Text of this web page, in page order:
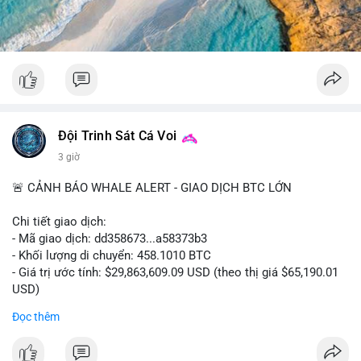
#52dot09btc #chuyenvilanh #tichluydaihan #mempoolbtc
#giaodichlon
Đội Trinh Sát Cá Voi
3 giờ
🚨 CẢNH BÁO WHALE ALERT - GIAO DỊCH BTC LỚN
Chi tiết giao dịch:
- Mã giao dịch: dd358673...a58373b3
- Khối lượng di chuyển: 458.1010 BTC
- Giá trị ước tính: $29,863,609.09 USD (theo thị giá $65,190.01
USD)
Khối lượng 458 BTC trị giá gần 30 triệu USD được di chuyển
Đọc thêm